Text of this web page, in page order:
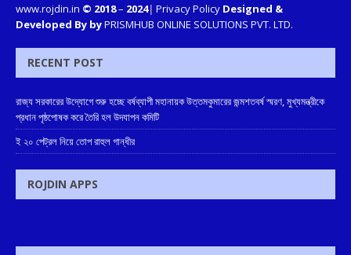
www.rojdin.in © 2018– 2024| Privacy Policy Designed &
Developed By byPRISMHUB ONLINE SOLUTIONS PVT. LTD.
RECENT POST
রাজ্য সরকারের উদ্যোগে শুরু হচ্ছে বর্ষব্যাপী মহানায়ক উত্তমকুমারের জন্মশতবর্ষ স্মরণ, মুখ্যমন্ত্রীকে
প্রধান পৃষ্ঠপোষক করে তৈরি হল উদযাপন কমিটি
ই ২০ পেট্রল নিয়ে তোপ রাহুল গান্ধীর
ROJDIN APPS